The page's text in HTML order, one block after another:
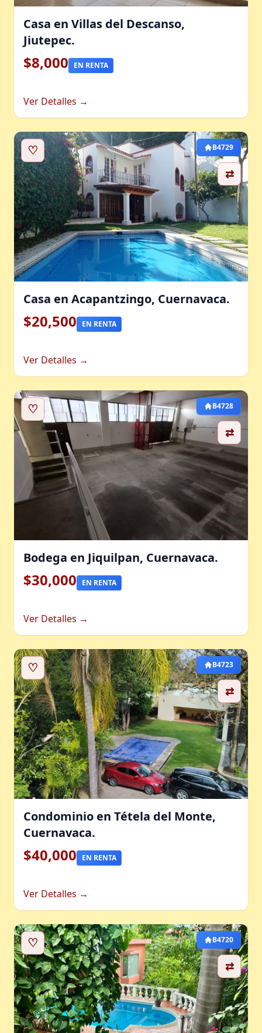
Casa en Villas del Descanso,
Jiutepec.
$8,000 EN RENTA
Ver Detalles →
♡
⇄
B4729
Casa en Acapantzingo, Cuernavaca.
$20,500 EN RENTA
Ver Detalles →
♡
⇄
B4728
Bodega en Jiquilpan, Cuernavaca.
$30,000 EN RENTA
Ver Detalles →
♡
⇄
B4723
Condominio en Tétela del Monte,
Cuernavaca.
$40,000 EN RENTA
Ver Detalles →
♡
⇄
B4720